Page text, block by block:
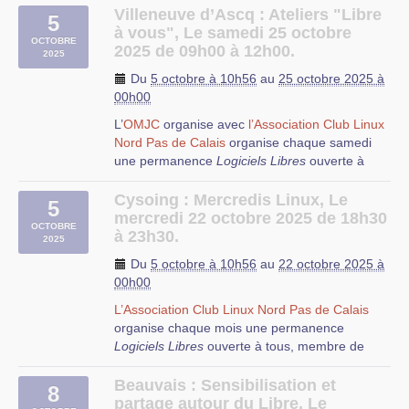
Vous pouvez aussi
voir par avance le
diaporama qui explique comment on lutte
contre l’obsolescence programmée de
Windows 10.
Et le service « après-vente » ?
c’est gratuit, on installe GNU/Linux sous sa
propre responsabilité. Pour le suivi, le mieux est
de participer à une entraide collaborative,
de-Calais (CLX), et lamaison de quartier des
Glacis à Dunkerque, l’épicerie La Source en
Basse-Ville
composteur et de la quantité de miel dans une
ruche observation de la vie d’une famille de
chouettes (…)
Beauvais
5
OCTOBRE
2025
Villeneuve d’Ascq : Ateliers "Libre
à vous", Le samedi 25 octobre
2025 de 09h00 à 12h00.
Du 5 octobre à 10h56 au 25 octobre 2025 à
00h00
L’OMJC organise avec l’Association Club Linux
Nord Pas de Calais organise chaque samedi
une permanence Logiciels Libres ouverte à
ou expert, curieux ou passionné.
Le Centre d’Infos Jeunes a mis en place une
pratiques actuelles pour l’informatique et le
5
OCTOBRE
2025
Cysoing : Mercredis Linux, Le
mercredi 22 octobre 2025 de 18h30
à 23h30.
Du 5 octobre à 10h56 au 22 octobre 2025 à
00h00
L’Association Club Linux Nord Pas de Calais
organise chaque mois une permanence
Logiciels Libres ouverte à tous, membre de
curieux ou passionné.
8
Beauvais : Sensibilisation et
partage autour du Libre, Le